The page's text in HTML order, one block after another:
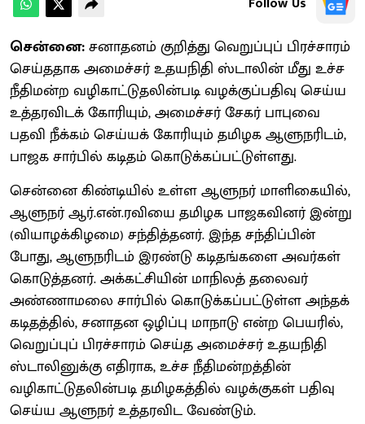
சென்னை:சனாதனம் குறித்து வெறுப்புப் பிரச்சாரம்
செய்ததாக அமைச்சர் உதயநிதி ஸ்டாலின் மீது உச்ச
நீதிமன்ற வழிகாட்டுதலின்படி வழக்குப்பதிவு செய்ய
உத்தரவிடக் கோரியும், அமைச்சர் சேகர் பாபுவை
பதவி நீக்கம் செய்யக் கோரியும் தமிழக ஆளுநரிடம்,
பாஜக சார்பில் கடிதம் கொடுக்கப்பட்டுள்ளது.
சென்னை கிண்டியில் உள்ள ஆளுநர் மாளிகையில்,
ஆளுநர் ஆர்.என்.ரவியை தமிழக பாஜகவினர் இன்று
(வியாழக்கிழமை) சந்தித்தனர். இந்த சந்திப்பின்
போது, ஆளுநரிடம் இரண்டு கடிதங்களை அவர்கள்
கொடுத்தனர். அக்கட்சியின் மாநிலத் தலைவர்
அண்ணாமலை சார்பில் கொடுக்கப்பட்டுள்ள அந்தக்
கடிதத்தில், சனாதன ஒழிப்பு மாநாடு என்ற பெயரில்,
வெறுப்புப் பிரச்சாரம் செய்த அமைச்சர் உதயநிதி
ஸ்டாலினுக்கு எதிராக, உச்ச நீதிமன்றத்தின்
வழிகாட்டுதலின்படி தமிழகத்தில் வழக்குகள் பதிவு
செய்ய ஆளுநர் உத்தரவிட வேண்டும்.